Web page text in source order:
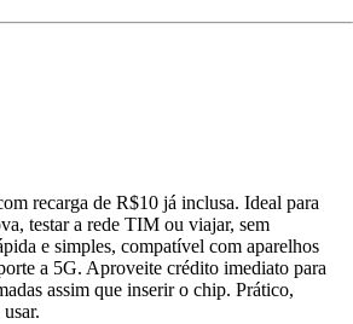
recarga de R$10 já inclusa. Ideal para
testar a rede TIM ou viajar, sem
e simples, compatível com aparelhos
a 5G. Aproveite crédito imediato para
assim que inserir o chip. Prático,